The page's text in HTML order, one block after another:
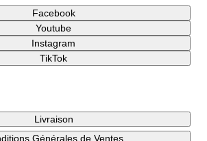
Facebook
Youtube
Instagram
TikTok
Livraison
Générales de Ventes